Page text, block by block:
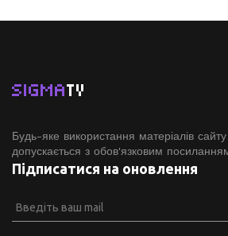
SIGMATV
Будь-яке використання матеріалів
допускається з обов'язковим
Підписатися на оновлення